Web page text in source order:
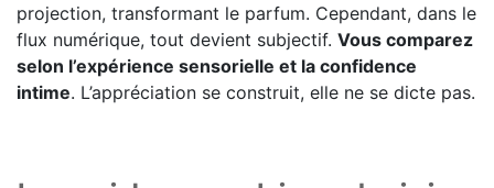
projection, transformant le parfum. Cependant, dans le
flux numérique, tout devient subjectif. Vous comparez
selon l’expérience sensorielle et la confidence
intime. L’appréciation se construit, elle ne se dicte pas.